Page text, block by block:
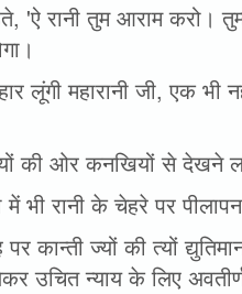
'ऐ रानी तुम आराम करो।
लूंगी महारानी जी, एक भी
की ओर कनखियों से देखने
में भी रानी के चेहरे पर
कान्ती ज्यों की त्यों
उचित न्याय के लिए